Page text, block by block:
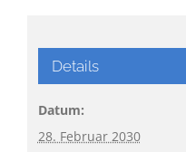
Details
Datum:
28. Februar 2030